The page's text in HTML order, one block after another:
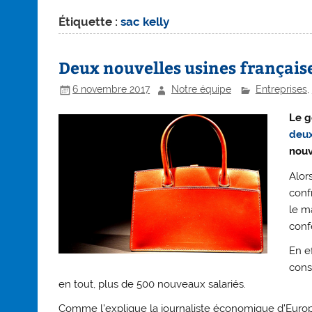
Étiquette :sac kelly
Deux nouvelles usines
6 novembre 2017 Notre équipe Entreprises,
Le
le
En
en tout, plus de 500 nouveaux salariés.
Comme l’explique la journaliste économique